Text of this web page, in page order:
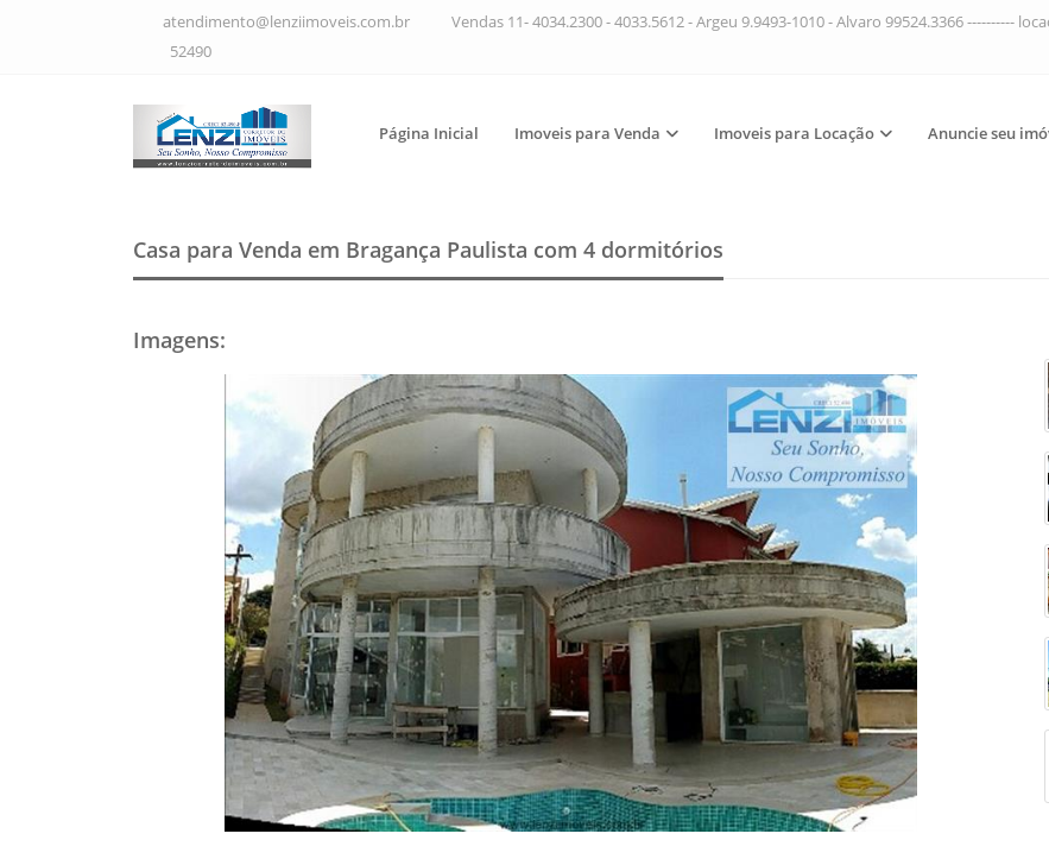
atendimento@lenziimoveis.com.br Vendas 11- 4034.2300 - 4033.5612 - Argeu 9.9493-1010 - Alvaro 99524.3366 ----------
52490
Página Inicial Imoveis para Venda Imoveis para Locação Anuncie seu
Casa para Venda em Bragança Paulista com 4 dormitórios
Imagens: